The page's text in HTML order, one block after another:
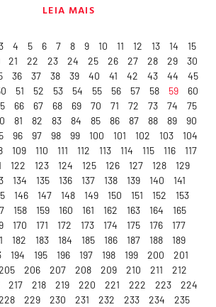
LEIA MAIS
4 5 6 7 8 9 10 11 12 13 14
15
21 22 23 24 25 26 27 28 29
30
36 37 38 39 40 41 42 43 44
45
51 52 53 54 55 56 57 58 59
60
66 67 68 69 70 71 72 73 74
75
81 82 83 84 85 86 87 88 89
90
96 97 98 99 100 101 102 103
104
109 110 111 112 113 114 115 116
117
122 123 124 125 126 127 128
129
134 135 136 137 138 139 140
141
146 147 148 149 150 151 152
153
158 159 160 161 162 163 164
165
170 171 172 173 174 175 176
177
182 183 184 185 186 187 188
189
194 195 196 197 198 199 200
201
206 207 208 209 210 211
212
217 218 219 220 221 222 223
224
229 230 231 232 233 234
235